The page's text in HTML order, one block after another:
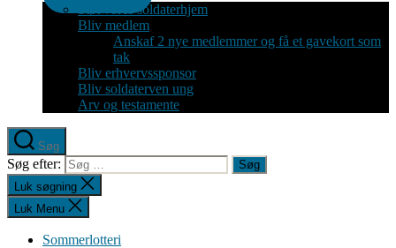
Støt vores soldaterhjem
Bliv medlem
Anskaf 2 nye medlemmer og få et gavekort som
tak
Bliv erhvervssponsor
Bliv soldaterven ung
Arv og testamente
Søg
Søg efter:
Luk søgning
Luk Menu
Sommerlotteri